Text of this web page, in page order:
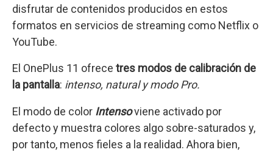
disfrutar de contenidos producidos en estos
formatos en servicios de streaming como Netflix o
YouTube.
El OnePlus 11 ofrece tres modos de calibración de
la pantalla: intenso, natural y modo Pro.
El modo de color Intensoviene activado por
defecto y muestra colores algo sobre-saturados y,
por tanto, menos fieles a la realidad. Ahora bien,